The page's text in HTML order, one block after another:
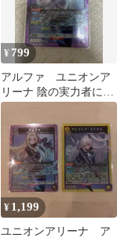
¥ 799
アルファ ユニオンア
リーナ 陰の実力者にな
りたくて！ SR
¥ 1,199
ユニオンアリーナ ア